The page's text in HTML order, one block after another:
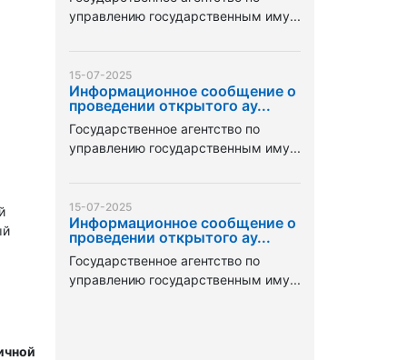
управлению государственным иму...
15-07-2025
Информационное сообщение о
проведении открытого ау...
Государственное агентство по
управлению государственным иму...
15-07-2025
Информационное сообщение о
проведении открытого ау...
Государственное агентство по
управлению государственным иму...